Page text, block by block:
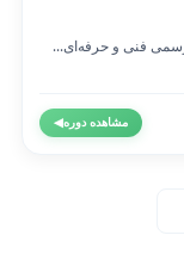
فنی و حرفه‌ای...
مشاهده دوره◀